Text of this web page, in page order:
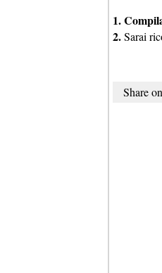
1.
2.Sarai
Share